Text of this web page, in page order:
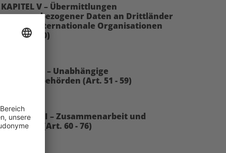
KAPITEL V – Übermittlungen
personenbezogener Daten an Drittländer
oder an internationale Organisationen
(Art. 44 - 50)
KAPITEL VI – Unabhängige
Aufsichtsbehörden (Art. 51 - 59)
KAPITEL VII – Zusammenarbeit und
Kohärenz (Art. 60 - 76)